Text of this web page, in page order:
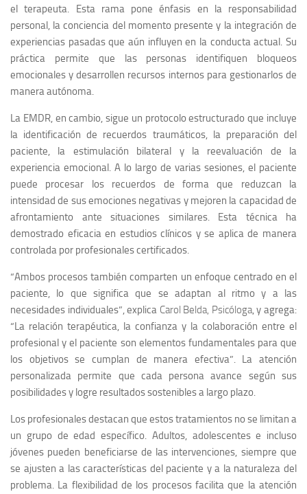
el terapeuta. Esta rama pone énfasis en la responsabilidad
personal, la conciencia del momento presente y la integración de
experiencias pasadas que aún influyen en la conducta actual. Su
práctica permite que las personas identifiquen bloqueos
emocionales y desarrollen recursos internos para gestionarlos de
manera autónoma.
La EMDR, en cambio, sigue un protocolo estructurado que incluye
la identificación de recuerdos traumáticos, la preparación del
paciente, la estimulación bilateral y la reevaluación de la
experiencia emocional. A lo largo de varias sesiones, el paciente
puede procesar los recuerdos de forma que reduzcan la
intensidad de sus emociones negativas y mejoren la capacidad de
afrontamiento ante situaciones similares. Esta técnica ha
demostrado eficacia en estudios clínicos y se aplica de manera
controlada por profesionales certificados.
“Ambos procesos también comparten un enfoque centrado en el
paciente, lo que significa que se adaptan al ritmo y a las
necesidades individuales”,explica Carol Belda, Psicóloga, y agrega:
“La relación terapéutica, la confianza y la colaboración entre el
profesional y el paciente son elementos fundamentales para que
los objetivos se cumplan de manera efectiva”.La atención
personalizada permite que cada persona avance según sus
posibilidades y logre resultados sostenibles a largo plazo.
Los profesionales destacan que estos tratamientos no se limitan a
un grupo de edad específico. Adultos, adolescentes e incluso
jóvenes pueden beneficiarse de las intervenciones, siempre que
se ajusten a las características del paciente y a la naturaleza del
problema. La flexibilidad de los procesos facilita que la atención